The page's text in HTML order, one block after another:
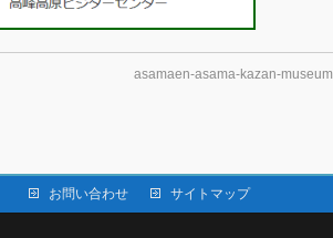
asamaen-asama-kazan-museum
お問い合わせ サイトマップ